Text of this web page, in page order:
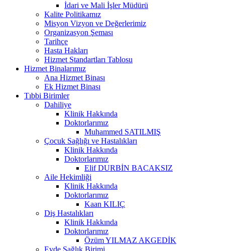
İdari ve Mali İşler Müdürü
Kalite Politikamız
Misyon Vizyon ve Değerlerimiz
Organizasyon Şeması
Tarihçe
Hasta Hakları
Hizmet Standartları Tablosu
Hizmet Binalarımız
Ana Hizmet Binası
Ek Hizmet Binası
Tıbbi Birimler
Dahiliye
Klinik Hakkında
Doktorlarımız
Muhammed SATILMIŞ
Çocuk Sağlığı ve Hastalıkları
Klinik Hakkında
Doktorlarımız
Elif DURBİN BACAKSIZ
Aile Hekimliği
Klinik Hakkında
Doktorlarımız
Kaan KILIÇ
Diş Hastalıkları
Klinik Hakkında
Doktorlarımız
Özüm YILMAZ AKGEDİK
Evde Sağlık Birimi